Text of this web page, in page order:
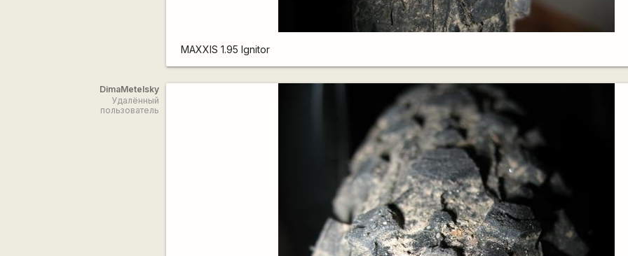
MAXXIS 1.95 Ignitor
DimaMetelsky
Удалённый
пользователь